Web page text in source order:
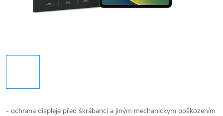
- ochrana displeje před škrábanci a jiným mechanickým poškozením